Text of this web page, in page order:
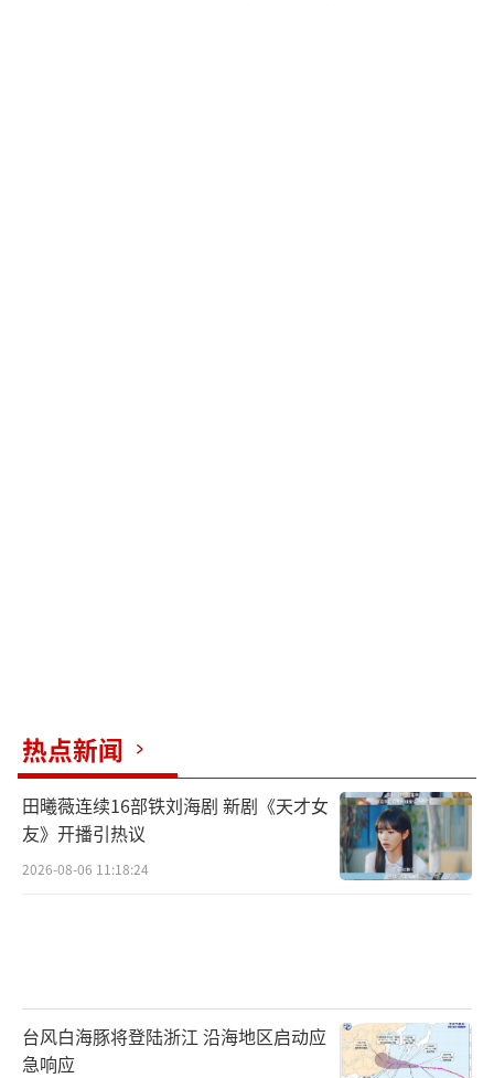
热点新闻
田曦薇连续16部铁刘海剧 新剧《天才女
友》开播引热议
2026-08-06 11:18:24
台风白海豚将登陆浙江 沿海地区启动应
急响应